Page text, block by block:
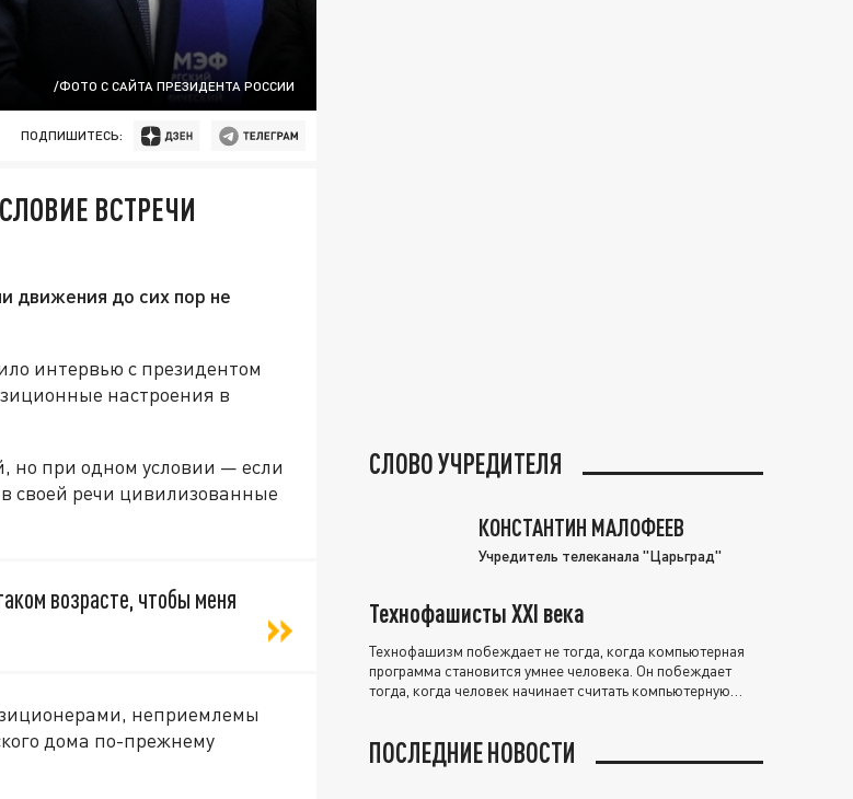
/ФОТО С САЙТА ПРЕЗИДЕНТА РОССИИ
ПОДПИШИТЕСЬ:
ВСТРЕЧИ
движения до сих пор не
интервью с президентом
настроения в
но при одном условии — если
своей речи цивилизованные
возрасте, чтобы меня
неприемлемы
дома по-прежнему
СЛОВО УЧРЕДИТЕЛЯ
КОНСТАНТИН МАЛОФЕЕВ
Учредитель телеканала "Царьград"
Технофашисты XXI века
Технофашизм побеждает не тогда, когда компьютерная
программа становится умнее человека. Он побеждает
тогда, когда человек начинает считать компьютерную
ПОСЛЕДНИЕ НОВОСТИ